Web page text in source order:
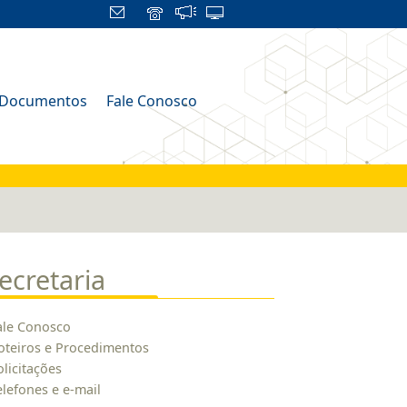
Fale Conosco
Conosco
e Procedimentos
e e-mail